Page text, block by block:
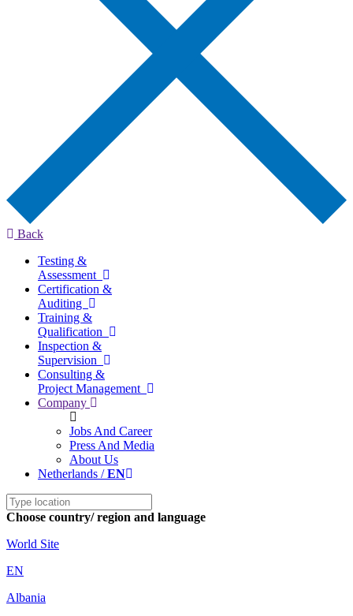
Back
Testing &
Assessment
Certification &
Auditing
Training &
Qualification
Inspection &
Supervision
Consulting &
Project Management
Company
Jobs And Career
Press And Media
About Us
Netherlands /EN
Choose country/ region and language
World Site
EN
Albania